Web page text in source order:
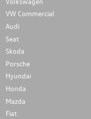
VW Commercial
Audi
Seat
Skoda
Porsche
Hyundai
Honda
Mazda
Fiat